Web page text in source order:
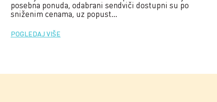
posebna ponuda, odabrani sendviči dostupni su po
sniženim cenama, uz popust...
POGLEDAJ VIŠE